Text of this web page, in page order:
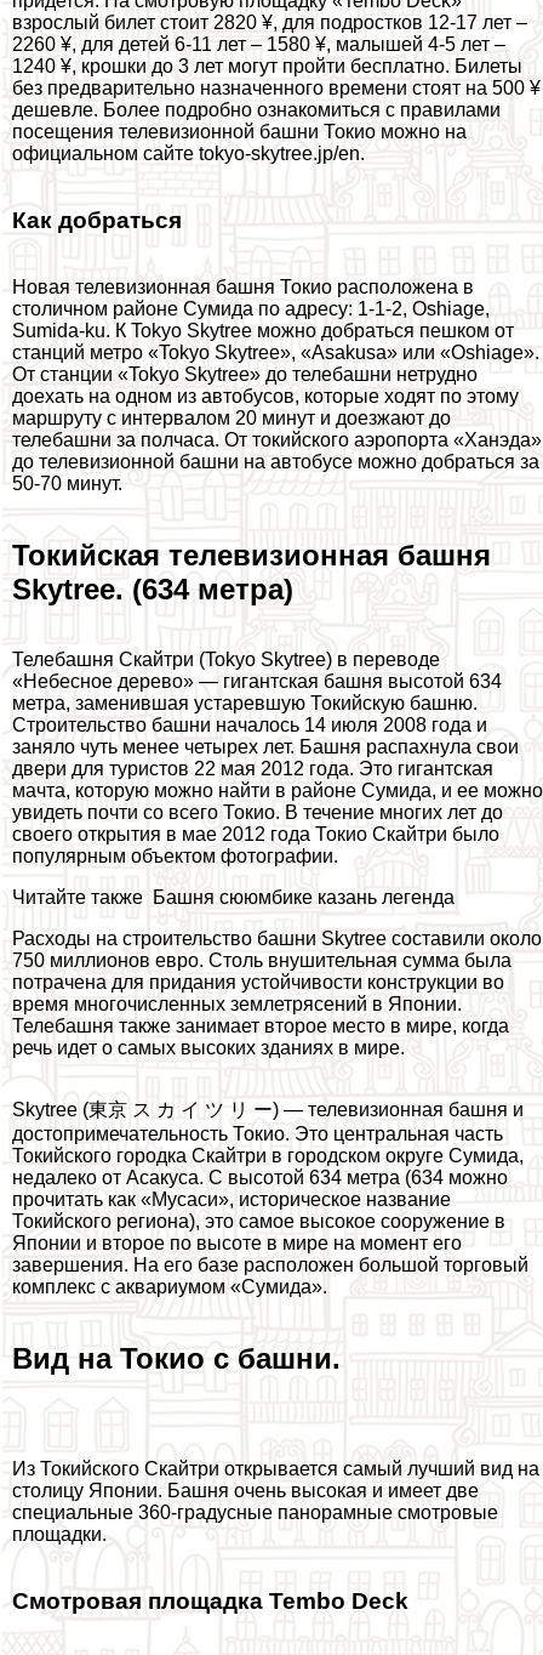
взрослый билет стоит 2820 ¥, для подростков 12-17 лет –
2260 ¥, для детей 6-11 лет – 1580 ¥, малышей 4-5 лет –
1240 ¥, крошки до 3 лет могут пройти бесплатно. Билеты
без предварительно назначенного времени стоят на 500 ¥
дешевле. Более подробно ознакомиться с правилами
посещения телевизионной башни Токио можно на
официальном сайте tokyo-skytree.jp/en.
Как добраться
Новая телевизионная башня Токио расположена в
столичном районе Сумида по адресу: 1-1-2, Oshiage,
Sumida-ku. К Tokyo Skytree можно добраться пешком от
станций метро «Tokyo Skytree», «Asakusa» или «Oshiage».
От станции «Tokyo Skytree» до телeбашни нетрудно
доехать на одном из автобусов, которые ходят по этому
маршруту с интервалом 20 минут и доезжают до
телeбашни за полчаса. От токийского аэропорта «Ханэда»
до телевизионной башни на автобусе можно добраться за
50-70 минут.
Токийская телевизионная башня
Skytree. (634 метра)
Телeбашня Скайтри (Tokyo Skytree) в переводе
«Небесное дерево» — гигантская башня высотой 634
метра, заменившая устаревшую Токийскую башню.
Строительство башни началось 14 июля 2008 года и
заняло чуть менее четырех лет. Башня распахнула свои
двери для туристов 22 мая 2012 года. Это гигантская
мачта, которую можно найти в районе Сумида, и ее можно
увидеть почти со всего Токио. В течение многих лет до
своего открытия в мае 2012 года Токио Скайтри было
популярным объектом фотографии.
Читайте также Башня сююмбике казань легенда
Расходы на строительство башни Skytree составили около
750 миллионов евро. Столь внушительная сумма была
потрачена для придания устойчивости конструкции во
время многочисленных землетрясений в Японии.
Телeбашня также занимает второе место в мире, когда
речь идет о самых высоких зданиях в мире.
Skytree (東京 ス カ イ ツ リ ー) — телевизионная башня и
достопримечательность Токио. Это центральная часть
Токийского городка Скайтри в городском округе Сумида,
недалеко от Асакуса. С высотой 634 метра (634 можно
прочитать как «Мусаси», историческое название
Токийского региона), это самое высокое сооружение в
Японии и второе по высоте в мире на момент его
завершения. На его базе расположен большой торговый
комплекс с аквариумом «Сумида».
Вид на Токио с башни.
Из Токийского Скайтри открывается самый лучший вид на
столицу Японии. Башня очень высокая и имеет две
специальные 360-градусные панорамные смотровые
площадки.
Смотровая площадка Tembo Deck